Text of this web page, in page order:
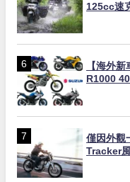
125cc速
【海外
R1000
僅因外觀
Tracker